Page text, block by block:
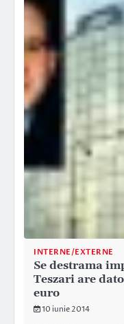
INTERNE/EXTERNE
Se destrama
Teszari are
euro
10 iunie 2014